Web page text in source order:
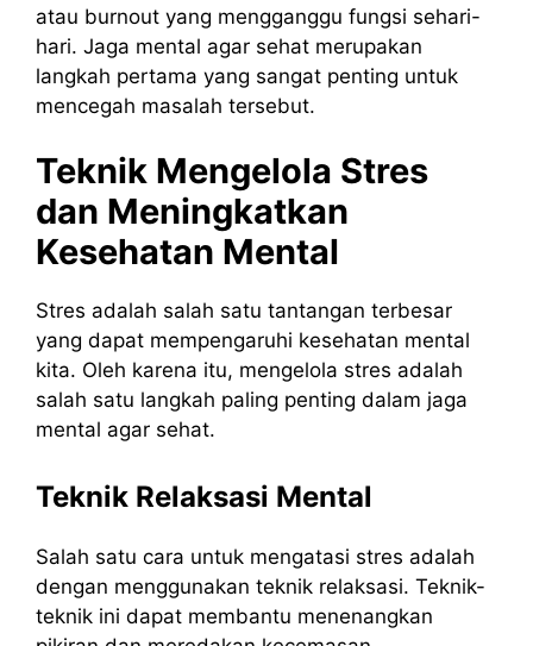
atau burnout yang mengganggu fungsi sehari-
hari. Jaga mental agar sehat merupakan
langkah pertama yang sangat penting untuk
mencegah masalah tersebut.
Teknik Mengelola Stres
dan Meningkatkan
Kesehatan Mental
Stres adalah salah satu tantangan terbesar
yang dapat mempengaruhi kesehatan mental
kita. Oleh karena itu, mengelola stres adalah
salah satu langkah paling penting dalam jaga
mental agar sehat.
Teknik Relaksasi Mental
Salah satu cara untuk mengatasi stres adalah
dengan menggunakan teknik relaksasi. Teknik-
teknik ini dapat membantu menenangkan